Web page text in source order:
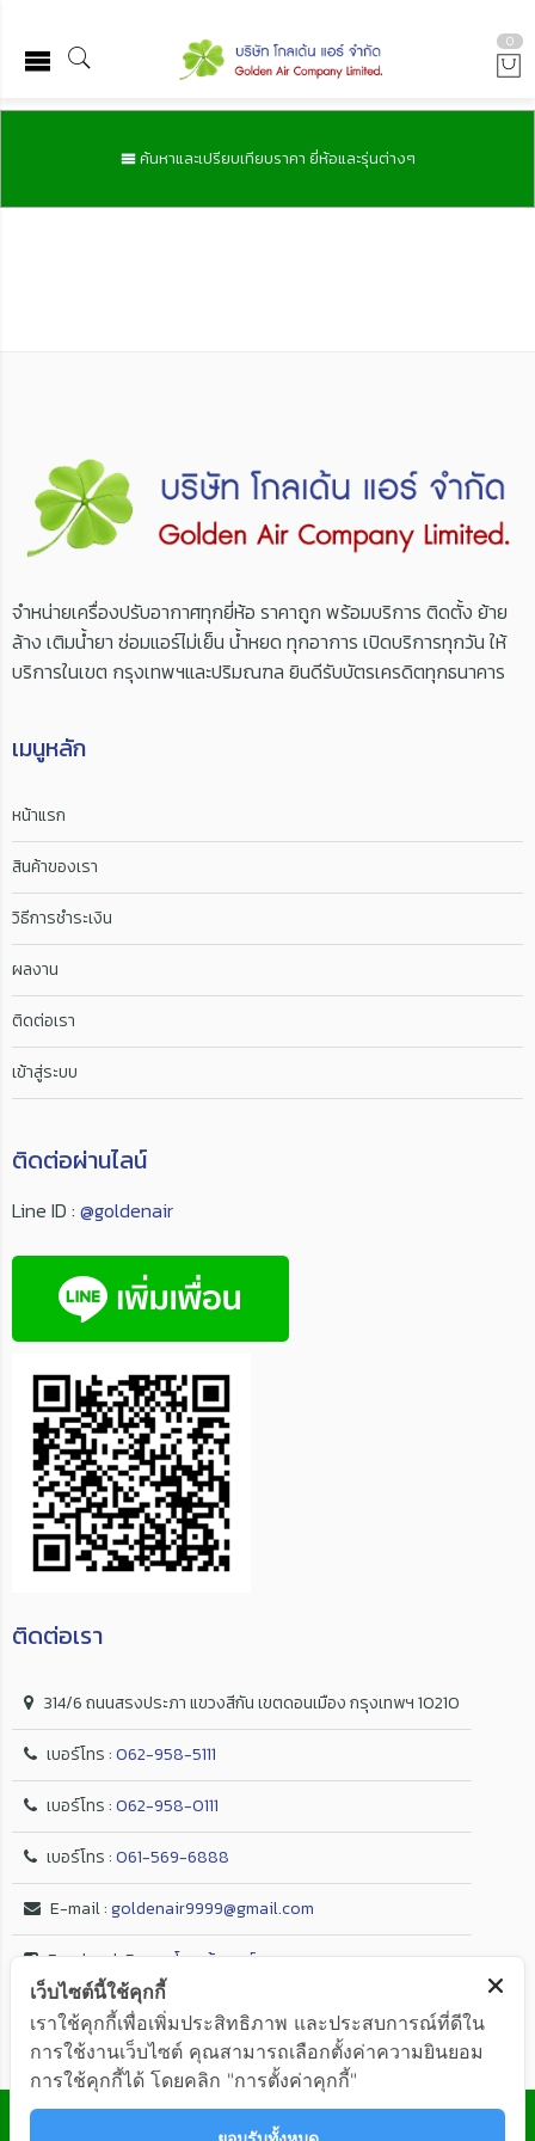
0
ค้นหาและเปรียบเทียบราคา ยี่ห้อและรุ่นต่างๆ
จำหน่ายเครื่องปรับอากาศทุกยี่ห้อ ราคาถูก พร้อมบริการ ติดตั้ง ย้าย
ล้าง เติมน้ำยา ซ่อมแอร์ไม่เย็น น้ำหยด ทุกอาการ เปิดบริการทุกวัน ให้
บริการในเขต กรุงเทพฯและปริมณฑล ยินดีรับบัตรเครดิตทุกธนาคาร
เมนูหลัก
หน้าแรก
สินค้าของเรา
วิธีการชำระเงิน
ผลงาน
ติดต่อเรา
เข้าสู่ระบบ
ติดต่อผ่านไลน์
Line ID : @goldenair
ติดต่อเรา
314/6 ถนนสรงประภา แขวงสีกัน เขตดอนเมือง กรุงเทพฯ 10210
เบอร์โทร :062-958-5111
เบอร์โทร :062-958-0111
เบอร์โทร :061-569-6888
E-mail :goldenair9999@gmail.com
Facebook Page : โกลเด้น แอร์
© GOLDEN AIR Co.,Ltd. ALL RIGHTS RESERVED
เว็บไซต์นี้ใช้คุกกี้
เราใช้คุกกี้เพื่อเพิ่มประสิทธิภาพ และประสบการณ์ที่ดีใน
การใช้งานเว็บไซต์ คุณสามารถเลือกตั้งค่าความยินยอม
การใช้คุกกี้ได้ โดยคลิก "การตั้งค่าคุกกี้"